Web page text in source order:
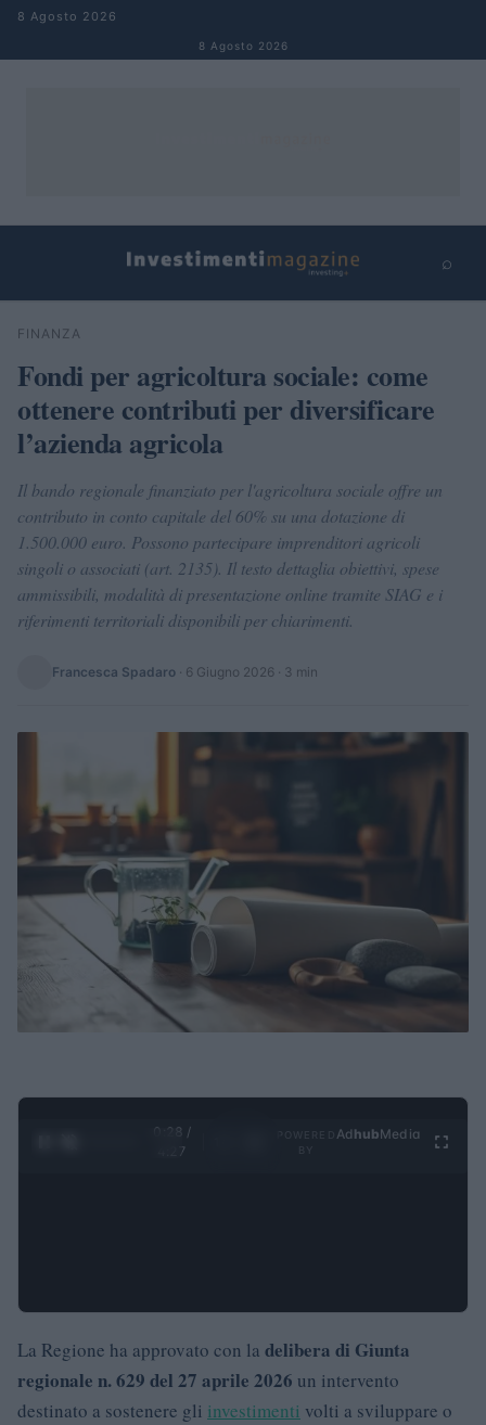
Salta al contenuto
8 Agosto 2026
8 Agosto 2026
⌕
Cerca
FINANZA
Fondi per agricoltura sociale: come
ottenere contributi per diversificare
l’azienda agricola
Il bando regionale finanziato per l'agricoltura sociale offre un
contributo in conto capitale del 60% su una dotazione di
1.500.000 euro. Possono partecipare imprenditori agricoli
singoli o associati (art. 2135). Il testo dettaglia obiettivi, spese
ammissibili, modalità di presentazione online tramite SIAG e i
riferimenti territoriali disponibili per chiarimenti.
Francesca Spadaro · 6 Giugno 2026 · 3 min
0:29 /
4:27
Ad hubMedia
La Regione ha approvato con la delibera di Giunta
regionale n. 629 del 27 aprile 2026 un intervento
destinato a sostenere gli investimenti volti a sviluppare o